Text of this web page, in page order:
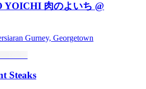
YOICHI 肉のよいち @
Gurney, Georgetown
Steaks